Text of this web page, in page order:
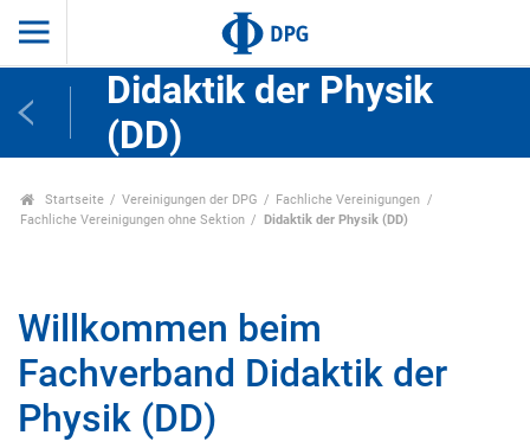
Didaktik der Physik
(DD)
Startseite Vereinigungen der DPG
Fachliche Vereinigungen
Fachliche Vereinigungen ohne Sektion
Didaktik der Physik (DD)
Willkommen beim
Fachverband Didaktik der
Physik (DD)